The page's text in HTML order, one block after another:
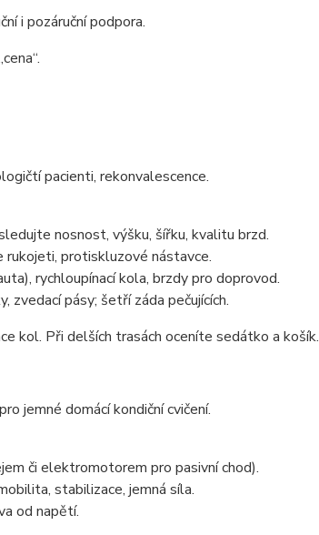
i pozáruční podpora.
pacienti, rekonvalescence.
nosnost, výšku, šířku, kvalitu brzd.
rukojeti, protiskluzové nástavce.
rychloupínací kola, brzdy pro doprovod.
zvedací pásy; šetří záda pečujících.
kol. Při delších trasách oceníte sedátko a košík.
jemné domácí kondiční cvičení.
či elektromotorem pro pasivní chod).
stabilizace, jemná síla.
od napětí.